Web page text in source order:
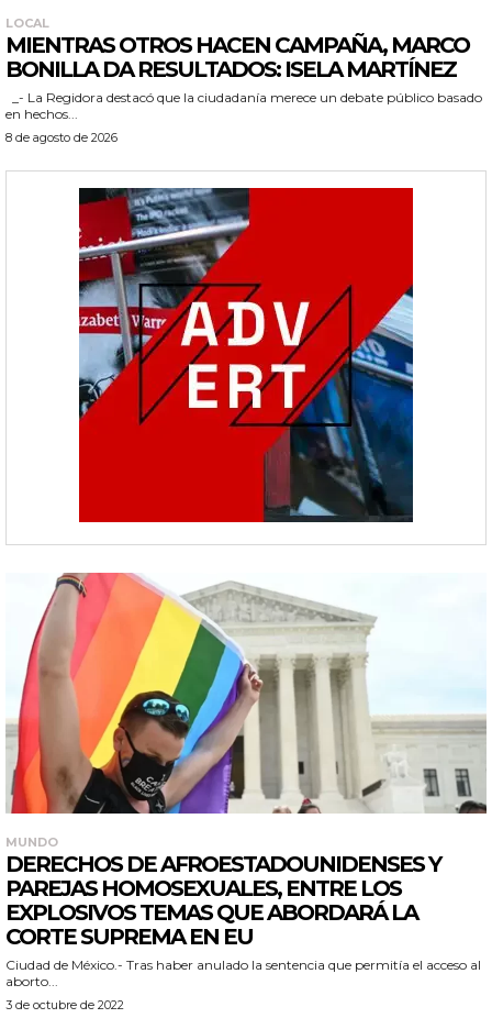
LOCAL
MIENTRAS OTROS HACEN CAMPAÑA, MARCO
BONILLA DA RESULTADOS: ISELA MARTÍNEZ
en hechos...
8 de agosto de 2026
MUNDO
DERECHOS DE AFROESTADOUNIDENSES Y
PAREJAS HOMOSEXUALES, ENTRE LOS
EXPLOSIVOS TEMAS QUE ABORDARÁ LA
CORTE SUPREMA EN EU
Ciudad de México.- Tras haber anulado la sentencia que permitía el acceso al
aborto...
3 de octubre de 2022